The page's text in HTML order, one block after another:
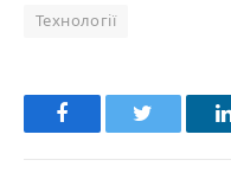
Технології
Facebook